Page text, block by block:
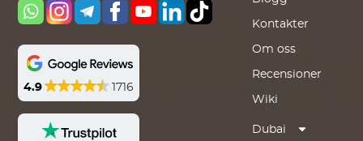
4.9 1716
Kontakter
Om oss
Recensioner
Wiki
Dubai